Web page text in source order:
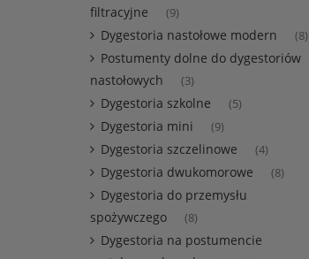
filtracyjne
(9)
Dygestoria nastołowe modern (8)
Postumenty dolne do dygestoriów
nastołowych
(3)
Dygestoria szkolne (5)
Dygestoria mini (9)
Dygestoria szczelinowe (4)
Dygestoria dwukomorowe (8)
Dygestoria do przemysłu
spożywczego
(8)
Dygestoria na postumencie